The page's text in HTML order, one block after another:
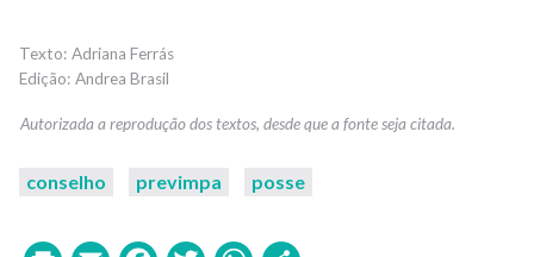
Adriana Ferrás
Andrea Brasil
conselho previmpa posse